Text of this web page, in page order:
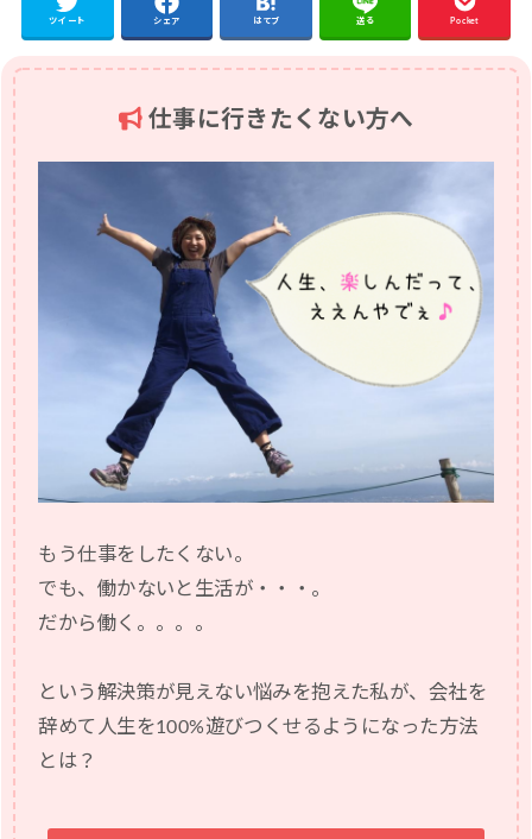
ツイート シェア はてブ 送る Pocket
仕事に行きたくない方へ
もう仕事をしたくない。
でも、働かないと生活が・・・。
だから働く。。。。
という解決策が見えない悩みを抱えた私が、会社を
辞めて人生を100%遊びつくせるようになった方法
とは？